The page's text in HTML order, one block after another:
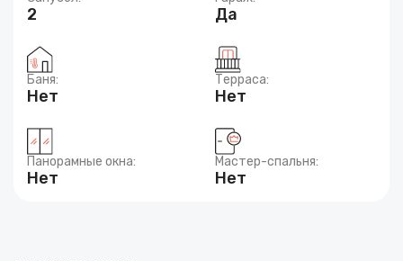
2 Да
Баня:
Нет
Терраса:
Нет
Панорамные окна:
Нет
Мастер-спальня:
Нет